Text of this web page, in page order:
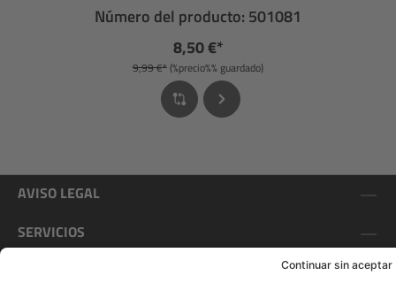
Número del producto: 501081
8,50 €*
9,99 €*(%precio%% guardado)
AVISO LEGAL
SERVICIOS